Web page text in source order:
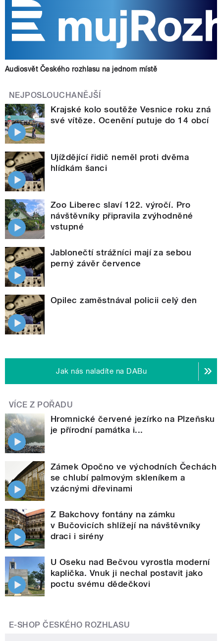
Audiosvět Českého rozhlasu na jednom místě
NEJPOSLOUCHANĚJŠÍ
Krajské kolo soutěže Vesnice roku zná
své vítěze. Ocenění putuje do 14 obcí
Ujíždějící řidič neměl proti dvěma
hlídkám šanci
Zoo Liberec slaví 122. výročí. Pro
návštěvníky připravila zvýhodněné
vstupné
Jablonečtí strážníci mají za sebou
perný závěr července
Opilec zaměstnával policii celý den
Jak nás naladíte na DABu
VÍCE Z POŘADU
Hromnické červené jezírko na Plzeňsku
je přírodní památka i...
Zámek Opočno ve východních Čechách
se chlubí palmovým skleníkem a
vzácnými dřevinami
Z Bakchovy fontány na zámku
v Bučovicích shlížejí na návštěvníky
draci i sirény
U Oseku nad Bečvou vyrostla moderní
kaplička. Vnuk ji nechal postavit jako
poctu svému dědečkovi
E-SHOP ČESKÉHO ROZHLASU